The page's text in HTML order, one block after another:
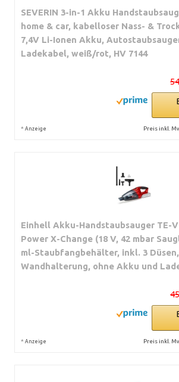
SEVERIN 3-in-1 Akku
home & car, kabelloser Nass- &
7,4V Li-Ionen Akku,
Ladekabel, weiß/rot, HV 7144
* Anzeige Preis inkl.
Einhell Akku-Handstaubsauger TE-
Power X-Change (18 V, 42 mbar
ml-Staubfangbehälter, inkl. 3
Wandhalterung, ohne Akku und
* Anzeige Preis inkl.